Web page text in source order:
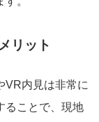
リット
VR内見は非常に
ることで、現地